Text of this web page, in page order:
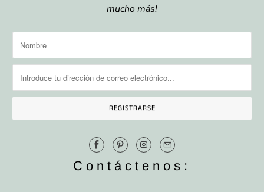
mucho más!
Contáctenos: